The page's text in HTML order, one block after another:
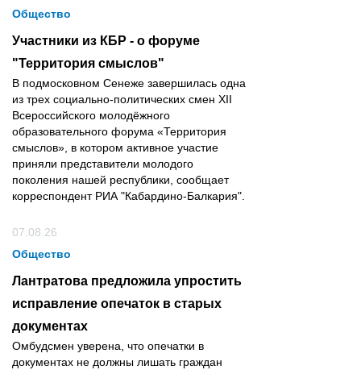
Общество
Участники из КБР - о форуме
"Территория смыслов"
В подмосковном Сенеже завершилась одна
из трех социально-политических смен XII
Всероссийского молодёжного
образовательного форума «Территория
смыслов», в котором активное участие
приняли представители молодого
поколения нашей республики, сообщает
корреспондент РИА "Кабардино-Балкария".
07.08.26
Общество
Лантратова предложила упростить
исправление опечаток в старых
документах
Омбудсмен уверена, что опечатки в
документах не должны лишать граждан